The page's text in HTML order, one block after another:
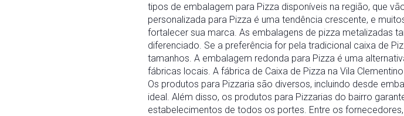
tipos de embalagem para Pizza disponíveis na região, que
personalizada para Pizza é uma tendência crescente, e
fortalecer sua marca. As embalagens de pizza metalizadas
diferenciado. Se a preferência for pela tradicional caixa de
tamanhos. A embalagem redonda para Pizza é uma
fábricas locais. A fábrica de Caixa de Pizza na Vila
Os produtos para Pizzaria são diversos, incluindo desde
ideal. Além disso, os produtos para Pizzarias do bairro
estabelecimentos de todos os portes. Entre os